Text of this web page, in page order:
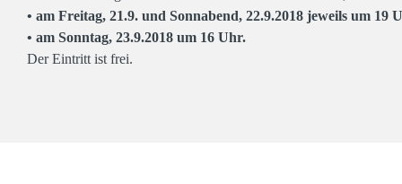
• am Freitag, 21.9. und Sonnabend, 22.9.2018 jeweils um 19
• am Sonntag, 23.9.2018 um 16 Uhr.
Der Eintritt ist frei.